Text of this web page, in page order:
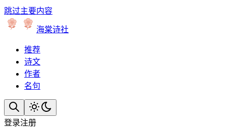
跳过主要内容
海棠诗社
推荐
诗文
作者
名句
登录注册